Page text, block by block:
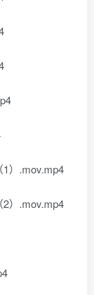
）.mov.mp4
）.mov.mp4